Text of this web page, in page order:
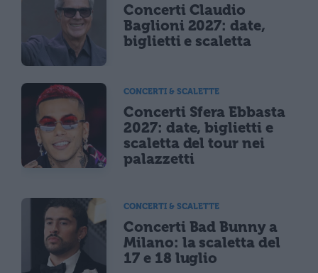
Concerti Claudio
Baglioni 2027: date,
biglietti e scaletta
CONCERTI & SCALETTE
Concerti Sfera Ebbasta
2027: date, biglietti e
scaletta del tour nei
palazzetti
CONCERTI & SCALETTE
Concerti Bad Bunny a
Milano: la scaletta del
17 e 18 luglio